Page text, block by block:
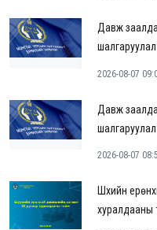
Давж
2026-08-07
Давж
2026-08-07
Шүүхийн
хуралдааны